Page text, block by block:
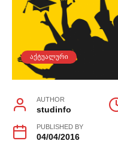
ᲐᲥᲢᲣᲐᲚᲣᲠᲘ
AUTHOR
studinfo
PUBLISHED BY
04/04/2016